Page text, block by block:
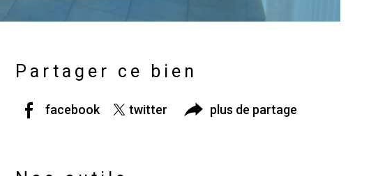
Partager ce bien
facebook twitter plus de partage